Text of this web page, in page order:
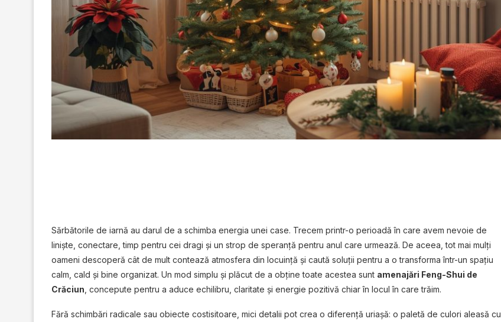
Sărbătorile de iarnă au darul de a schimba energia unei case. Trecem printr-o perioadă în care avem nevoie de
liniște, conectare, timp pentru cei dragi și un strop de speranță pentru anul care urmează. De aceea, tot mai mulți
oameni descoperă cât de mult contează atmosfera din locuință și caută soluții pentru a o transforma într-un spațiu
calm, cald și bine organizat. Un mod simplu și plăcut de a obține toate acestea sunt amenajări Feng-Shui de
Crăciun , concepute pentru a aduce echilibru, claritate și energie pozitivă chiar în locul în care trăim.
Fără schimbări radicale sau obiecte costisitoare, mici detalii pot crea o diferență uriașă: o paletă de culori aleasă cu